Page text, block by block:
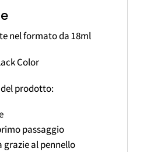
nel formato da 18ml
Color
prodotto:
passaggio
grazie al pennello